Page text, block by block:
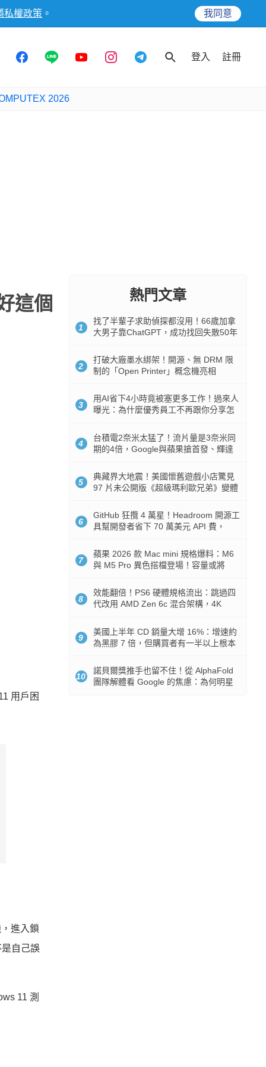
私權政策 。 我同意
登入 註冊
2026
這個
用戶困
進入鎖
自己誤
11 測
熱門文章
1
找了半輩子求助偵探都沒用！66歲加拿
大男子靠ChatGPT，成功找回失散50年
2
打破大廠墨水綁架！開源、無 DRM 限
制的「Open Printer」概念機亮相
3
用AI省下4小時竟被塞更多工作！過來人
曝光：為什麼優秀員工不再跟你分享怎
4
台積電2奈米太猛了！流片量是3奈米同
期的4倍，Google與蘋果搶首發、輝達
5
典藏界大地震！美國懷舊遊戲小店驚見
97 片未公開版《超級瑪利歐兄弟》變體
6
GitHub 狂攬 4 萬星！Headroom 開源工
具幫開發者省下 70 萬美元 API 費，
7
蘋果 2026 款 Mac mini 規格爆料：M6
與 M5 Pro 異色搭檔登場！容量或將
8
效能翻倍！PS6 硬體規格流出：跳過四
代改用 AMD Zen 6c 混合架構，4K
9
美國上半年 CD 銷量大增 16%：增速約
為黑膠 7 倍，但購買者有一半以上根本
10
諾貝爾獎推手也留不住！從 AlphaFold
團隊解體看 Google 的焦慮：為何明星